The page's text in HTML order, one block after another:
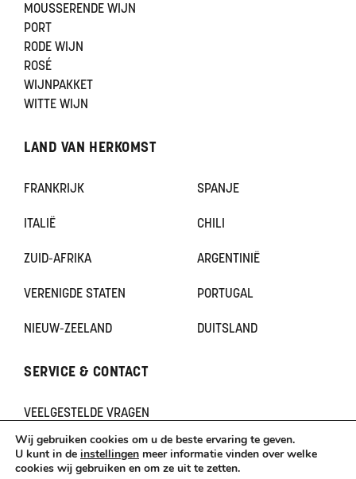
MOUSSERENDE WIJN
PORT
RODE WIJN
ROSÉ
WIJNPAKKET
WITTE WIJN
LAND VAN HERKOMST
FRANKRIJK SPANJE
ITALIË CHILI
ZUID-AFRIKA ARGENTINIË
VERENIGDE STATEN PORTUGAL
NIEUW-ZEELAND DUITSLAND
SERVICE & CONTACT
VEELGESTELDE VRAGEN
CONTACT
KLACHTEN
TERUGBETAAL- EN RETOURNERINGSBELEID
Wij gebruiken cookies om u de beste ervaring te geven.
U kunt in de instellingen meer informatie vinden over welke
cookies wij gebruiken en om ze uit te zetten.